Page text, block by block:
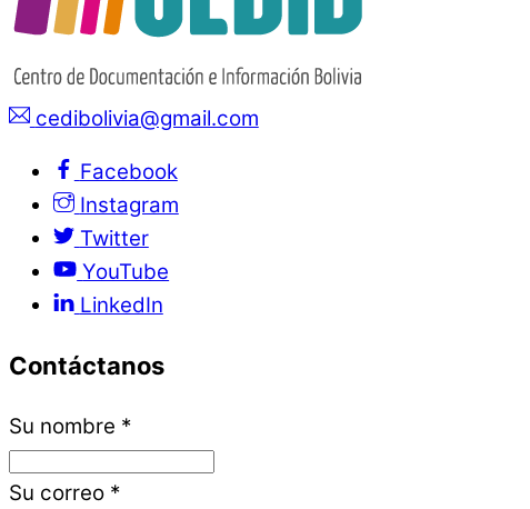
cedibolivia@gmail.com
Facebook
Instagram
Twitter
YouTube
LinkedIn
Contáctanos
Su nombre *
Su correo *